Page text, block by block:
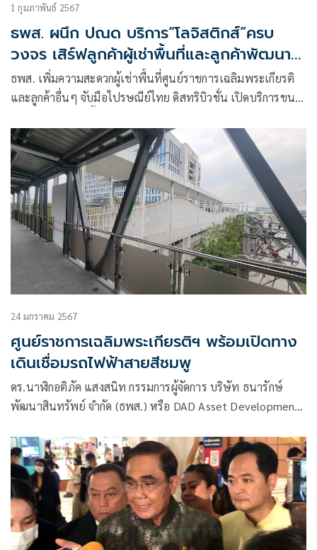
1 กุมภาพันธ์ 2567
ธพส. ผนึก ปณด บริการ“โลจิสติกส์”ครบ
วงจร เสิร์ฟลูกค้าผู้เช่าพื้นที่และลูกค้าพัฒนา
โครงการ
ธพส. เพิ่มความสะดวกผู้เช่าพื้นที่ศูนย์ราชการเฉลิมพระเกียรติ
และลูกค้าอื่นๆ จับมือไปรษณีย์ไทย ดิสทริบิวชั่น เปิดบริการขน
service แบบมืออาชีพ
24 มกราคม 2567
ศูนย์ราชการเฉลิมพระเกียรติฯ พร้อมเปิดทาง
เดินเชื่อมรถไฟฟ้าสายสีชมพู
ดร.นาฬิกอติภัค แสงสนิท กรรมการผู้จัดการ บริษัท ธนารักษ์
พัฒนาสินทรัพย์ จำกัด (ธพส.) หรือ DAD Asset Development
๒๕๕๐ เปิดเผยว่า ธพส.